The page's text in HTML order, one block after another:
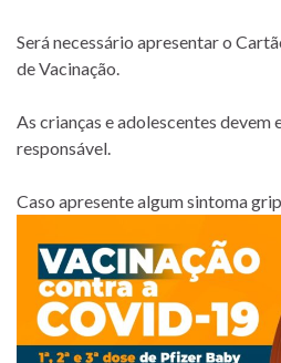
Será necessário apresentar o
de Vacinação.
As crianças e adolescentes devem
responsável.
Caso apresente algum sintoma